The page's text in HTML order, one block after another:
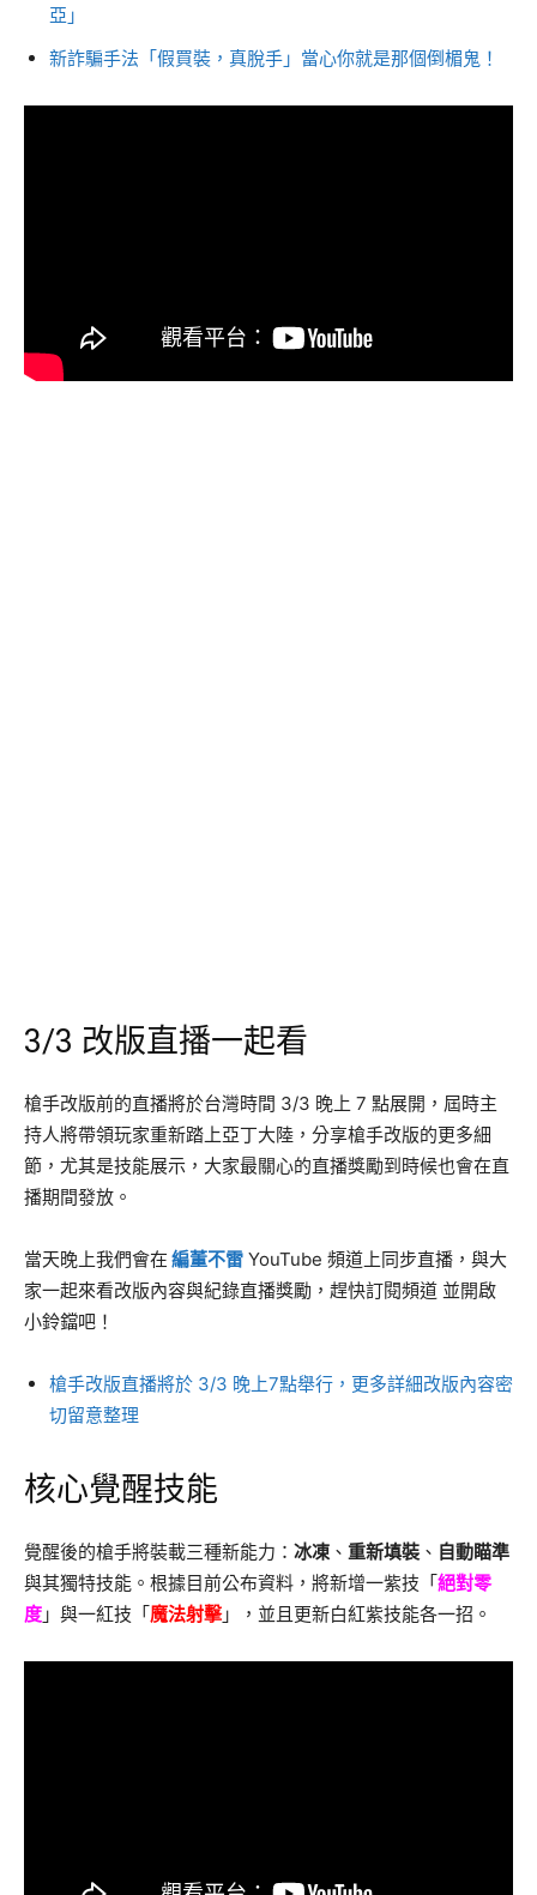
亞」
新詐騙手法「假買裝，真脫手」當心你就是那個倒楣鬼！
3/3 改版直播一起看
槍手改版前的直播將於台灣時間 3/3 晚上 7 點展開，屆時主
持人將帶領玩家重新踏上亞丁大陸，分享槍手改版的更多細
節，尤其是技能展示，大家最關心的直播獎勵到時候也會在直
播期間發放。
當天晚上我們會在 編董不雷 YouTube 頻道上同步直播，與大
家一起來看改版內容與紀錄直播獎勵，趕快訂閱頻道 並開啟
小鈴鐺吧！
槍手改版直播將於 3/3 晚上7點舉行，更多詳細改版內容密
切留意整理
核心覺醒技能
覺醒後的槍手將裝載三種新能力： 冰凍 、 重新填裝 、 自動瞄準
與其獨特技能。根據目前公布資料，將新增一紫技「絕對零
度 」與一紅技「魔法射擊」，並且更新白紅紫技能各一招。